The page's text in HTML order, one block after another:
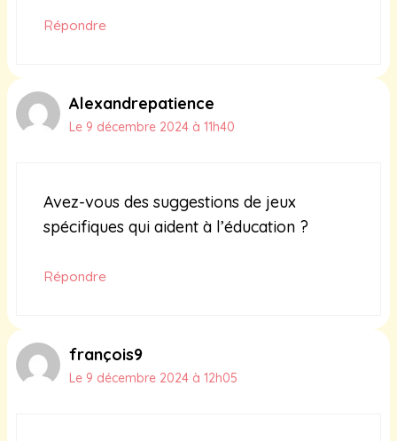
Répondre
Alexandrepatience
Le 9 décembre 2024 à 11h40
Avez-vous des suggestions de jeux
spécifiques qui aident à l’éducation ?
Répondre
françois9
Le 9 décembre 2024 à 12h05